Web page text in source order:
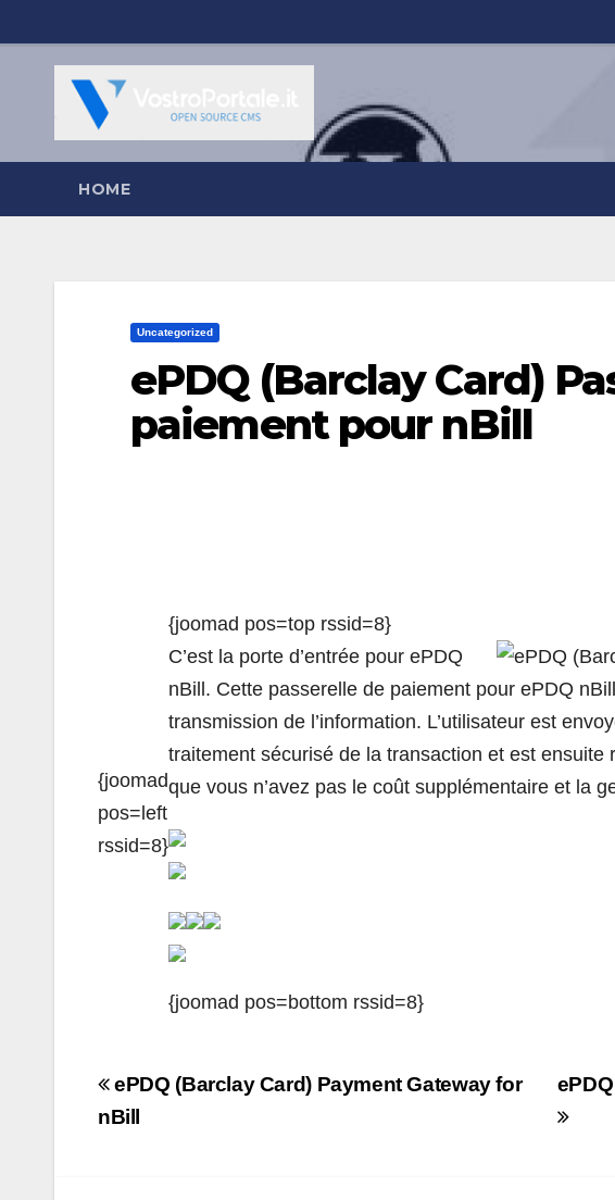
al
contenuto
HOME
Uncategorized
ePDQ (Barclay Card)
paiement pour nBill
{joomad
pos=left
rssid=8}
{joomad pos=top rssid=8}
C’est la porte d’entrée pour ePDQ
nBill. Cette passerelle de paiement pour ePDQ
transmission de l’information. L’utilisateur est
traitement sécurisé de la transaction et est ensuite
que vous n’avez pas le coût supplémentaire et la
{joomad pos=bottom rssid=8}
Navigazione
articoli
ePDQ (Barclay Card) Payment Gateway for
nBill